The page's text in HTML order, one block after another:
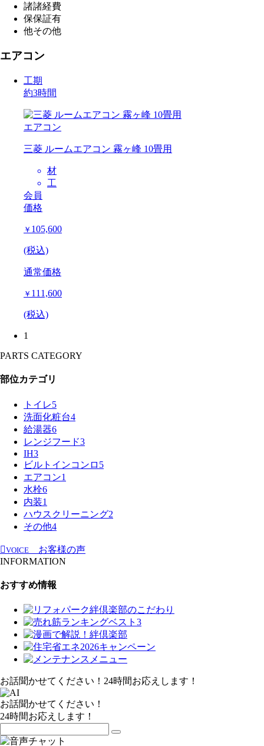
諸諸経費
保保証有
他その他
エアコン
工期
約3時間
エアコン
三菱 ルームエアコン 霧ヶ峰 10畳用
材
工
会員
価格
￥ 105,600
(税込)
通常価格
￥ 111,600
(税込)
1
PARTS CATEGORY
部位カテゴリ
トイレ5
洗面化粧台4
給湯器6
レンジフード3
IH3
ビルトインコンロ 5
エアコン1
水栓6
内装1
ハウスクリーニング2
その他4
VOICE
お客様の声
INFORMATION
おすすめ情報
お話聞かせてください！24時間お応えします！
お話聞かせてください！
24時間お応えします！